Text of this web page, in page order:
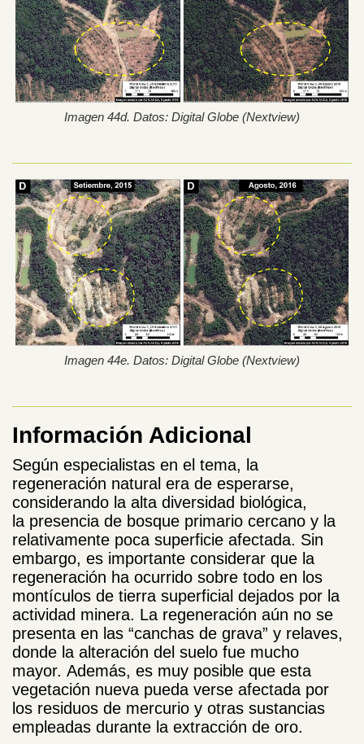
Imagen 44d. Datos: Digital Globe (Nextview)
Imagen 44e. Datos: Digital Globe (Nextview)
Información Adicional
Según especialistas en el tema, la
regeneración natural era de esperarse,
considerando la alta diversidad biológica,
la presencia de bosque primario cercano y la
relativamente poca superficie afectada. Sin
embargo, es importante considerar que la
regeneración ha ocurrido sobre todo en los
montículos de tierra superficial dejados por la
actividad minera. La regeneración aún no se
presenta en las “canchas de grava” y relaves,
donde la alteración del suelo fue mucho
mayor. Además, es muy posible que esta
vegetación nueva pueda verse afectada por
los residuos de mercurio y otras sustancias
empleadas durante la extracción de oro.